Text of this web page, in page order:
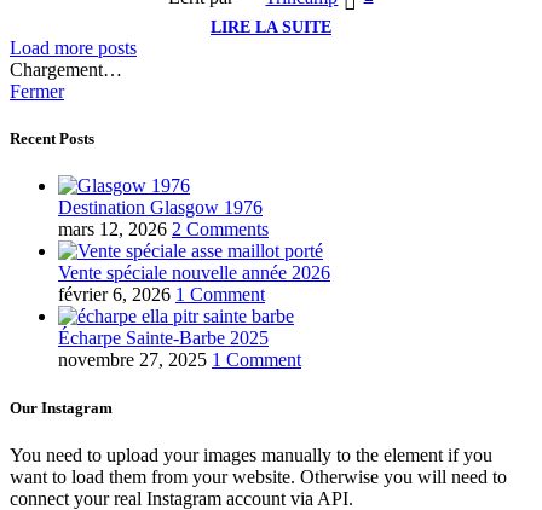
LIRE LA SUITE
Load more posts
Chargement…
Fermer
Recent Posts
Destination Glasgow 1976
mars 12, 2026 2 Comments
Vente spéciale nouvelle année 2026
février 6, 2026 1 Comment
Écharpe Sainte-Barbe 2025
novembre 27, 2025 1 Comment
Our Instagram
You need to upload your images manually to the element if you
want to load them from your website. Otherwise you will need to
connect your real Instagram account via API.